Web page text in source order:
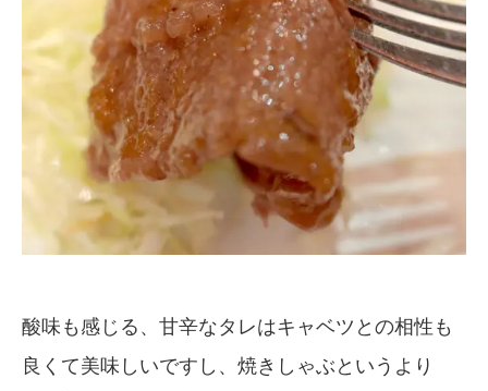
酸味も感じる、甘辛なタレはキャベツとの相性も
良くて美味しいですし、焼きしゃぶというより